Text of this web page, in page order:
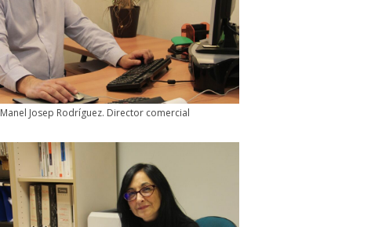
Manel Josep Rodríguez. Director comercial